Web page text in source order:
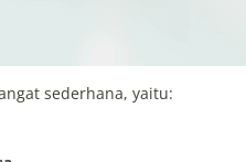
sederhana, yaitu: